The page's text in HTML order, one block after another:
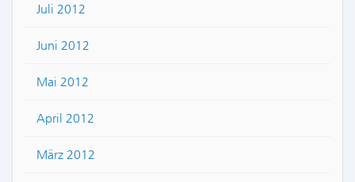
Juli 2012
Juni 2012
Mai 2012
April 2012
März 2012